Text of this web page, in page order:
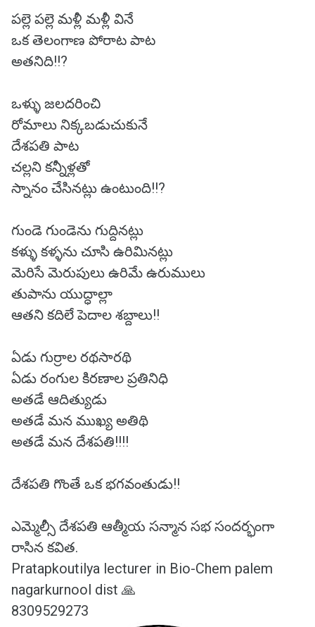
పల్లె పల్లె మళ్లీ మళ్లీ వినే
ఒక తెలంగాణ పోరాట పాట
అతనిది!!?
ఒళ్ళు జలదరించి
రోమాలు నిక్కబడుచుకునే
దేశపతి పాట
చల్లని కన్నీళ్లతో
స్నానం చేసినట్లు ఉంటుంది!!?
గుండె గుండెను గుద్దినట్లు
కళ్ళు కళ్ళను చూసి ఉరిమినట్లు
మెరిసే మెరుపులు ఉరిమే ఉరుములు
తుపాను యుద్ధాల్లా
ఆతని కదిలే పెదాల శబ్దాలు!!
ఏడు గుర్రాల రథసారథి
ఏడు రంగుల కిరణాల ప్రతినిధి
అతడే ఆదిత్యుడు
అతడే మన ముఖ్య అతిథి
అతడే మన దేశపతి!!!!
దేశపతి గొంతే ఒక భగవంతుడు!!
ఎమ్మెల్సీ దేశపతి ఆత్మీయ సన్మాన సభ సందర్భంగా
రాసిన కవిత.
Pratapkoutilya lecturer in Bio-Chem palem
nagarkurnool dist 🙏
8309529273